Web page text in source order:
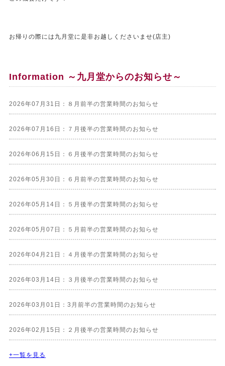
お帰りの際には九月堂に是非お越しくださいませ(店主)
Information ～九月堂からのお知らせ～
2026年07月31日：８月前半の営業時間のお知らせ
2026年07月16日：７月後半の営業時間のお知らせ
2026年06月15日：６月後半の営業時間のお知らせ
2026年05月30日：６月前半の営業時間のお知らせ
2026年05月14日：５月後半の営業時間のお知らせ
2026年05月07日：５月前半の営業時間のお知らせ
2026年04月21日：４月後半の営業時間のお知らせ
2026年03月14日：３月後半の営業時間のお知らせ
2026年03月01日：3月前半の営業時間のお知らせ
2026年02月15日：２月後半の営業時間のお知らせ
+一覧を見る